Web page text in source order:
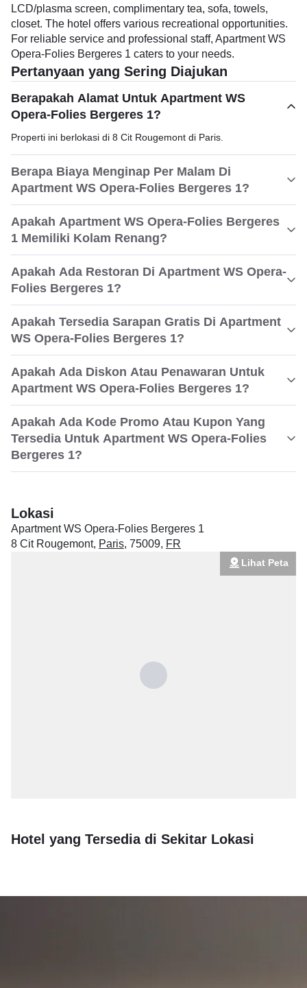
LCD/plasma screen, complimentary tea, sofa, towels,
closet. The hotel offers various recreational opportunities.
For reliable service and professional staff, Apartment WS
Opera-Folies Bergeres 1 caters to your needs.
Pertanyaan yang Sering Diajukan
Berapakah Alamat Untuk Apartment WS
Opera-Folies Bergeres 1?
Properti ini berlokasi di 8 Cit Rougemont di Paris.
Berapa Biaya Menginap Per Malam Di
Apartment WS Opera-Folies Bergeres 1?
Apakah Apartment WS Opera-Folies Bergeres
1 Memiliki Kolam Renang?
Apakah Ada Restoran Di Apartment WS Opera-
Folies Bergeres 1?
Apakah Tersedia Sarapan Gratis Di Apartment
WS Opera-Folies Bergeres 1?
Apakah Ada Diskon Atau Penawaran Untuk
Apartment WS Opera-Folies Bergeres 1?
Apakah Ada Kode Promo Atau Kupon Yang
Tersedia Untuk Apartment WS Opera-Folies
Bergeres 1?
Lokasi
Apartment WS Opera-Folies Bergeres 1
8 Cit Rougemont, Paris, 75009, FR
Lihat Peta
Hotel yang Tersedia di Sekitar Lokasi